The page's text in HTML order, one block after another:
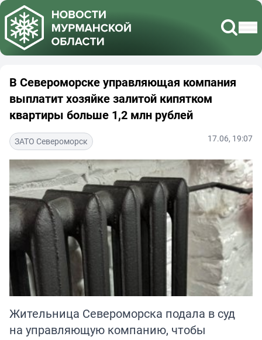
В Североморске управляющая компания
выплатит хозяйке залитой кипятком
квартиры больше 1,2 млн рублей
ЗАТО Североморск 17.06, 19:07
Жительница Североморска подала в суд
на управляющую компанию, чтобы